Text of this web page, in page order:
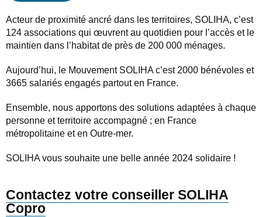
Acteur de proximité ancré dans les territoires, SOLIHA, c’est
124 associations qui œuvrent au quotidien pour l’accès et le
maintien dans l’habitat de près de 200 000 ménages.
Aujourd’hui, le Mouvement SOLIHA c’est 2000 bénévoles et
3665 salariés engagés partout en France.
Ensemble, nous apportons des solutions adaptées à chaque
personne et territoire accompagné ; en France
métropolitaine et en Outre-mer.
SOLIHA vous souhaite une belle année 2024 solidaire !
Contactez votre conseiller SOLIHA
Copro​